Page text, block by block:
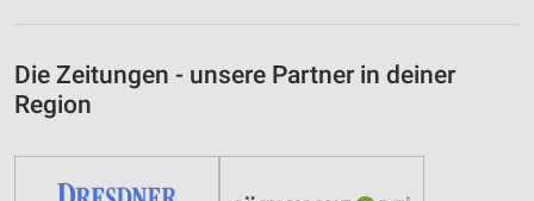
Die Zeitungen - unsere Partner in deiner
Region